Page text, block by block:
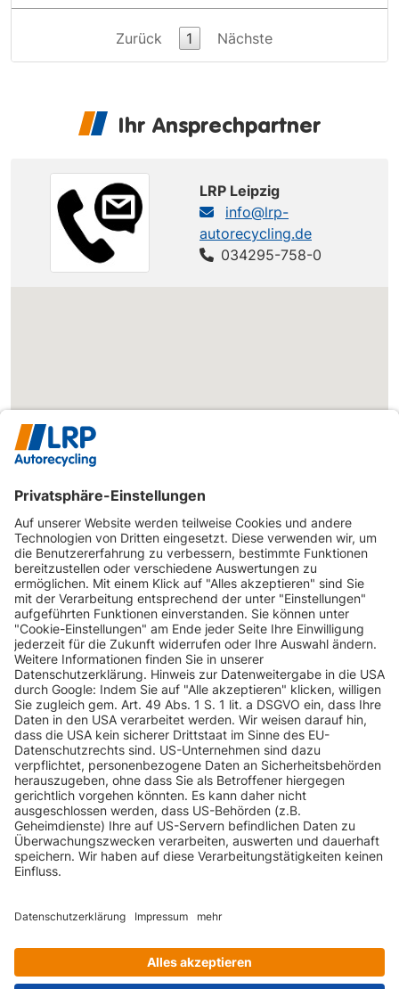
Zurück 1 Nächste
Ihr Ansprechpartner
LRP Leipzig
info@lrp-
autorecycling.de
034295-758-0
INFORMATIONEN
KUNDENSERVICE
INFORMATIONEN
ZAHLUNGSARTEN
KONTAKT
GEPRÜFTE QUALITÄT
VERSANDARTEN